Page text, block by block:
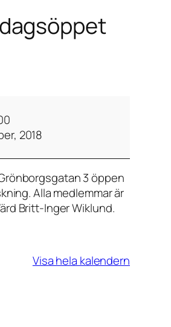
2018
3 öppen
Alla medlemmar är
Britt-Inger Wiklund.
Visa hela kalendern